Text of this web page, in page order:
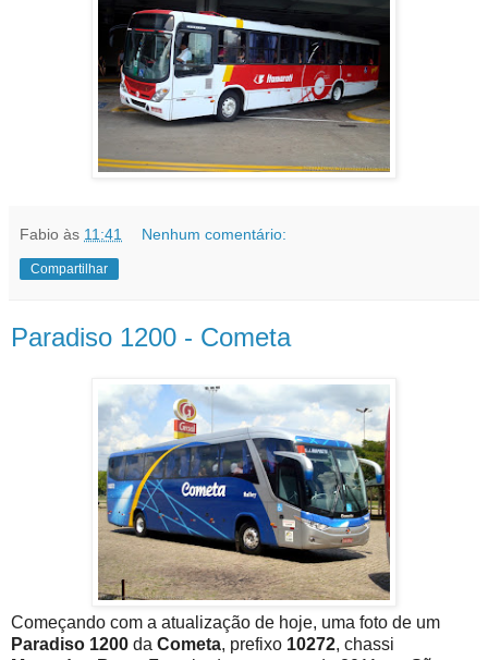
Fabio às 11:41 Nenhum comentário:
Compartilhar
Paradiso 1200 - Cometa
Começando com a atualização de hoje, uma foto de um
Paradiso 1200 da Cometa, prefixo 10272, chassi